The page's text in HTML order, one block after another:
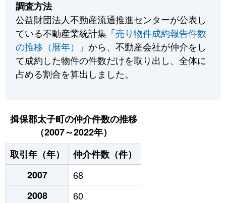
調査方法
公益財団法人不動産流通推進センターが公表し
ている不動産業統計集「売り物件成約報告件数
の推移（暦年）
」から、不動産会社が仲介をし
て成約した物件の件数だけを取り出し、全体に
占める割合を算出しました。
揖保郡太子町の仲介件数の推移
（2007～2022年）
取引年（年）
仲介件数（件）
2007
68
2008
60